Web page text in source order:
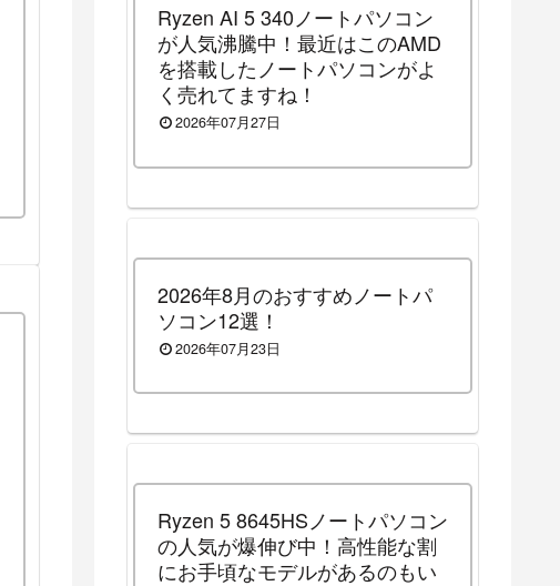
Ryzen AI 5 340ノートパソコン
が人気沸騰中！最近はこのAMD
を搭載したノートパソコンがよ
く売れてますね！
2026年07月27日
2026年8月のおすすめノートパ
ソコン12選！
2026年07月23日
Ryzen 5 8645HSノートパソコン
の人気が爆伸び中！高性能な割
にお手頃なモデルがあるのもい